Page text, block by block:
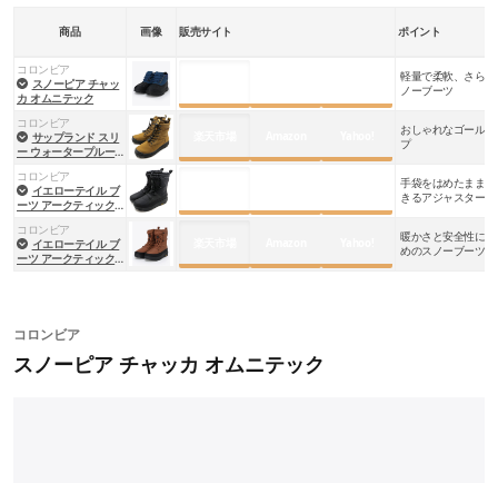
商品 画像 販売サイト ポイント
コロンビア
スノーピア チャッ
カ オムニテック
軽量で柔軟、さら
ノーブーツ
コロンビア
サップランド スリ
ー ウォータープルー
フィニティ
おしゃれなゴール
プ
コロンビア
イエローテイル ブ
ーツ アークティック
プルーフ オムニヒー
トインフィニティイエ
ローテイル ショーテ
手袋をはめたまま
きるアジャスター
コロンビア
イエローテイル ブ
ーツ アークティック
暖かさと安全性に
めのスノーブーツ
コロンビア
スノーピア チャッカ オムニテック